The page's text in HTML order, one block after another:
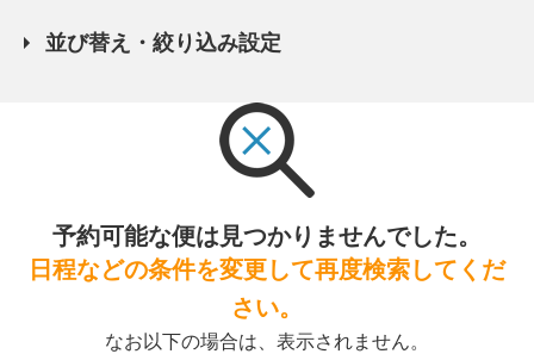
並び替え・絞り込み設定
予約可能な便は見つかりませんでした。
日程などの条件を変更して再度検索してくだ
さい。
なお以下の場合は、表示されません。